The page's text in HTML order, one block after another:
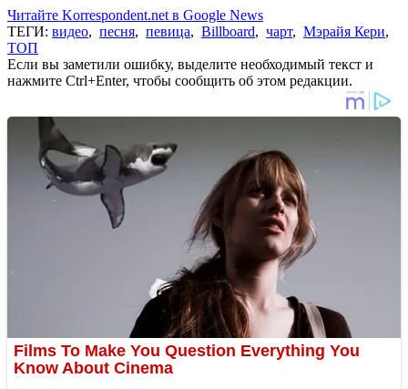
Читайте Korrespondent.net в Google News
ТЕГИ: видео, песня, певица, Billboard, чарт, Мэрайя Кери,
ТОП
Если вы заметили ошибку, выделите необходимый текст и
нажмите Ctrl+Enter, чтобы сообщить об этом редакции.